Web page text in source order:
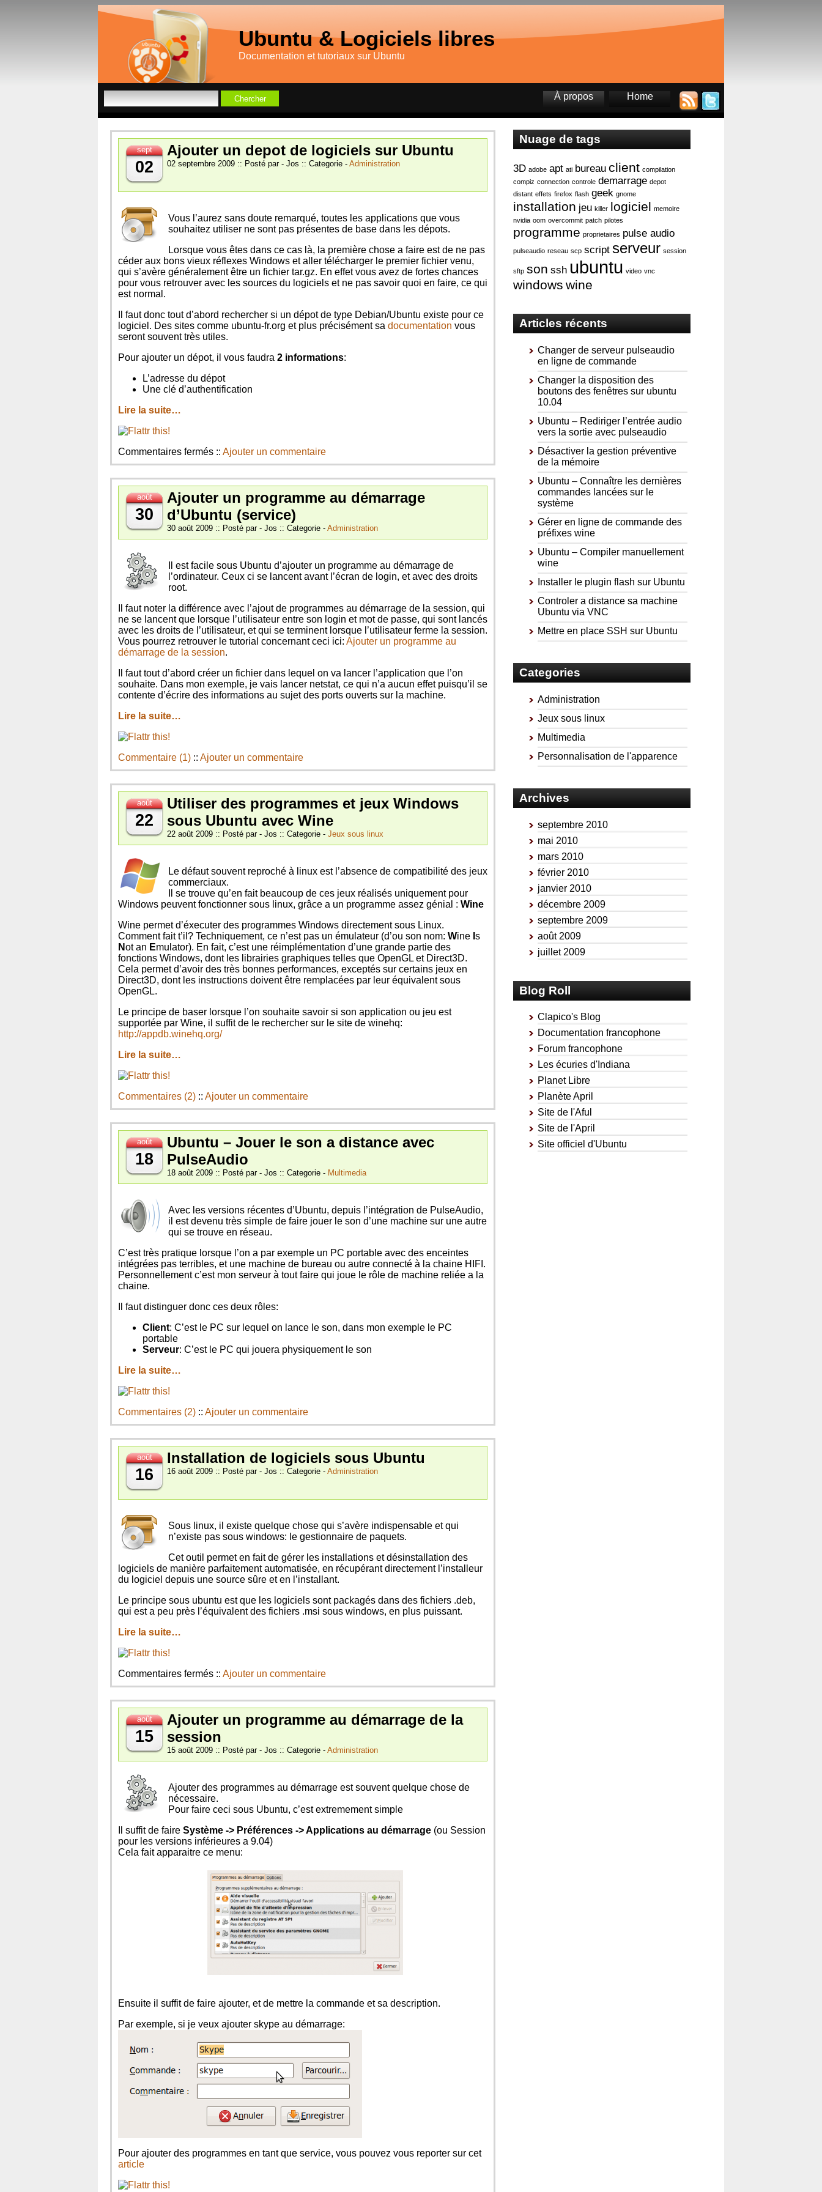
Ubuntu & Logiciels libres
Documentation et tutoriaux sur Ubuntu
Home
À propos
sept
02
Ajouter un depot de logiciels sur Ubuntu
02 septembre 2009 :: Posté par - Jos :: Categorie - Administration
Vous l’aurez sans doute remarqué, toutes les applications que vous
souhaitez utiliser ne sont pas présentes de base dans les dépots.
Lorsque vous êtes dans ce cas là, la première chose a faire est de ne pas
céder aux bons vieux réflexes Windows et aller télécharger le premier fichier venu,
qui s’avère généralement être un fichier tar.gz. En effet vous avez de fortes chances
pour vous retrouver avec les sources du logiciels et ne pas savoir quoi en faire, ce qui
est normal.
Il faut donc tout d’abord rechercher si un dépot de type Debian/Ubuntu existe pour ce
logiciel. Des sites comme ubuntu-fr.org et plus précisément sa documentation vous
seront souvent très utiles.
Pour ajouter un dépot, il vous faudra 2 informations:
L’adresse du dépot
Une clé d’authentification
Lire la suite…
Commentaires ferméssur
Ajouter
depot
de
logiciels
sur
Ubuntu
:: Ajouter un commentaire
août
30
Ajouter un programme au démarrage
d’Ubuntu (service)
30 août 2009 :: Posté par - Jos :: Categorie - Administration
Il est facile sous Ubuntu d’ajouter un programme au démarrage de
l’ordinateur. Ceux ci se lancent avant l’écran de login, et avec des droits
root.
Il faut noter la différence avec l’ajout de programmes au démarrage de la session, qui
ne se lancent que lorsque l’utilisateur entre son login et mot de passe, qui sont lancés
avec les droits de l’utilisateur, et qui se terminent lorsque l’utilisateur ferme la session.
Vous pourrez retrouver le tutorial concernant ceci ici: Ajouter un programme au
démarrage de la session.
Il faut tout d’abord créer un fichier dans lequel on va lancer l’application que l’on
souhaite. Dans mon exemple, je vais lancer netstat, ce qui n’a aucun effet puisqu’il se
contente d’écrire des informations au sujet des ports ouverts sur la machine.
Lire la suite…
Commentaire (1) :: Ajouter un commentaire
août
22
Utiliser des programmes et jeux Windows
sous Ubuntu avec Wine
22 août 2009 :: Posté par - Jos :: Categorie - Jeux sous linux
Le défaut souvent reproché à linux est l’absence de compatibilité des jeux
commerciaux.
Il se trouve qu’en fait beaucoup de ces jeux réalisés uniquement pour
Windows peuvent fonctionner sous linux, grâce a un programme assez génial : Wine
Wine permet d’éxecuter des programmes Windows directement sous Linux.
Comment fait t’il? Techniquement, ce n’est pas un émulateur (d’ou son nom: Wine s
Not an Emulator). En fait, c’est une réimplémentation d’une grande partie des
fonctions Windows, dont les librairies graphiques telles que OpenGL et Direct3D.
Cela permet d’avoir des très bonnes performances, exceptés sur certains jeux en
Direct3D, dont les instructions doivent être remplacées par leur équivalent sous
OpenGL.
Le principe de baser lorsque l’on souhaite savoir si son application ou jeu est
supportée par Wine, il suffit de le rechercher sur le site de winehq:
http://appdb.winehq.org/
Lire la suite…
Commentaires (2) :: Ajouter un commentaire
août
18
Ubuntu – Jouer le son a distance avec
PulseAudio
18 août 2009 :: Posté par - Jos :: Categorie - Multimedia
Avec les versions récentes d’Ubuntu, depuis l’intégration de PulseAudio,
il est devenu très simple de faire jouer le son d’une machine sur une autre
qui se trouve en réseau.
C’est très pratique lorsque l’on a par exemple un PC portable avec des enceintes
intégrées pas terribles, et une machine de bureau ou autre connecté à la chaine HIFI.
Personnellement c’est mon serveur à tout faire qui joue le rôle de machine reliée a la
chaine.
Il faut distinguer donc ces deux rôles:
Client: C’est le PC sur lequel on lance le son, dans mon exemple le PC
portable
Serveur: C’est le PC qui jouera physiquement le son
Lire la suite…
Commentaires (2) :: Ajouter un commentaire
août
16
Installation de logiciels sous Ubuntu
16 août 2009 :: Posté par - Jos :: Categorie - Administration
Sous linux, il existe quelque chose qui s’avère indispensable et qui
n’existe pas sous windows: le gestionnaire de paquets.
Cet outil permet en fait de gérer les installations et désinstallation des
logiciels de manière parfaitement automatisée, en récupérant directement l’installeur
du logiciel depuis une source sûre et en l’installant.
Le principe sous ubuntu est que les logiciels sont packagés dans des fichiers .deb,
qui est a peu près l’équivalent des fichiers .msi sous windows, en plus puissant.
Lire la suite…
Commentaires ferméssur
Installation
logiciels
sous
Ubuntu
:: Ajouter un commentaire
août
15
Ajouter un programme au démarrage de la
session
15 août 2009 :: Posté par - Jos :: Categorie - Administration
Ajouter des programmes au démarrage est souvent quelque chose de
nécessaire.
Pour faire ceci sous Ubuntu, c’est extremement simple
Il suffit de faire Système -> Préférences -> Applications au démarrage (ou Session
pour les versions inférieures a 9.04)
Cela fait apparaitre ce menu:
Ensuite il suffit de faire ajouter, et de mettre la commande et sa description.
Par exemple, si je veux ajouter skype au démarrage:
Pour ajouter des programmes en tant que service, vous pouvez vous reporter sur cet
article
Nuage de tags
3D adobe apt ati bureau client compilation
compiz connection controle demarrage depot
distant effets firefox flash geek gnome
installation jeu killer logiciel memoire
nvidia oom overcommit patch pilotes
programme proprietaires pulse audio
pulseaudio reseau scp script serveur session
sftp son ssh ubuntu video vnc
windows wine
Articles récents
Changer de serveur pulseaudio
en ligne de commande
Changer la disposition des
boutons des fenêtres sur ubuntu
10.04
Ubuntu – Rediriger l’entrée audio
vers la sortie avec pulseaudio
Désactiver la gestion préventive
de la mémoire
Ubuntu – Connaître les dernières
commandes lancées sur le
système
Gérer en ligne de commande des
préfixes wine
Ubuntu – Compiler manuellement
wine
Installer le plugin flash sur Ubuntu
Controler a distance sa machine
Ubuntu via VNC
Mettre en place SSH sur Ubuntu
Categories
Administration
Jeux sous linux
Multimedia
Personnalisation de l'apparence
Archives
septembre 2010
mai 2010
mars 2010
février 2010
janvier 2010
décembre 2009
septembre 2009
août 2009
juillet 2009
Blog Roll
Clapico's Blog
Documentation francophone
Forum francophone
Les écuries d'Indiana
Planet Libre
Planète April
Site de l'Aful
Site de l'April
Site officiel d'Ubuntu